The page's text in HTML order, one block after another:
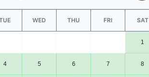
WED THU FRI SAT
1
4 5 6 7 8